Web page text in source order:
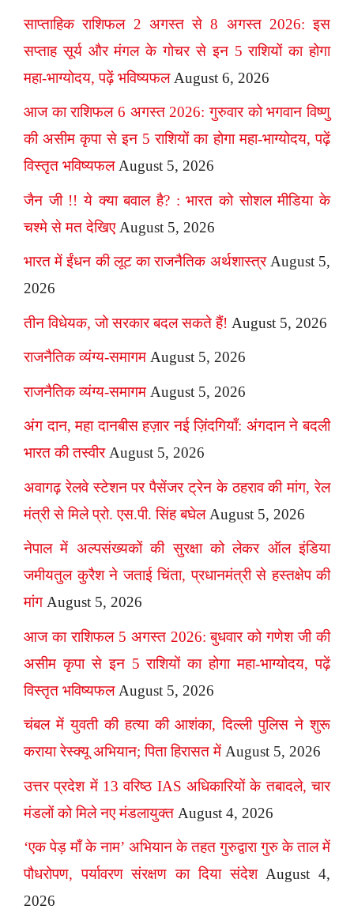
साप्ताहिक राशिफल 2 अगस्त से 8 अगस्त 2026: इस
सप्ताह सूर्य और मंगल के गोचर से इन 5 राशियों का होगा
महा-भाग्योदय, पढ़ें भविष्यफल August 6, 2026
आज का राशिफल 6 अगस्त 2026: गुरुवार को भगवान विष्णु
की असीम कृपा से इन 5 राशियों का होगा महा-भाग्योदय, पढ़ें
विस्तृत भविष्यफल August 5, 2026
जैन जी !! ये क्या बवाल है? : भारत को सोशल मीडिया के
चश्मे से मत देखिए August 5, 2026
भारत में ईंधन की लूट का राजनैतिक अर्थशास्त्र August 5,
2026
तीन विधेयक, जो सरकार बदल सकते हैं! August 5, 2026
राजनैतिक व्यंग्य-समागम August 5, 2026
राजनैतिक व्यंग्य-समागम August 5, 2026
अंग दान, महा दानबीस हज़ार नई ज़िंदगियाँ: अंगदान ने बदली
भारत की तस्वीर August 5, 2026
अवागढ़ रेलवे स्टेशन पर पैसेंजर ट्रेन के ठहराव की मांग, रेल
मंत्री से मिले प्रो. एस.पी. सिंह बघेल August 5, 2026
नेपाल में अल्पसंख्यकों की सुरक्षा को लेकर ऑल इंडिया
जमीयतुल कुरैश ने जताई चिंता, प्रधानमंत्री से हस्तक्षेप की
मांग August 5, 2026
आज का राशिफल 5 अगस्त 2026: बुधवार को गणेश जी की
असीम कृपा से इन 5 राशियों का होगा महा-भाग्योदय, पढ़ें
विस्तृत भविष्यफल August 5, 2026
चंबल में युवती की हत्या की आशंका, दिल्ली पुलिस ने शुरू
कराया रेस्क्यू अभियान; पिता हिरासत में August 5, 2026
उत्तर प्रदेश में 13 वरिष्ठ IAS अधिकारियों के तबादले, चार
मंडलों को मिले नए मंडलायुक्त August 4, 2026
‘एक पेड़ माँ के नाम’ अभियान के तहत गुरुद्वारा गुरु के ताल में
पौधरोपण, पर्यावरण संरक्षण का दिया संदेश August 4,
2026